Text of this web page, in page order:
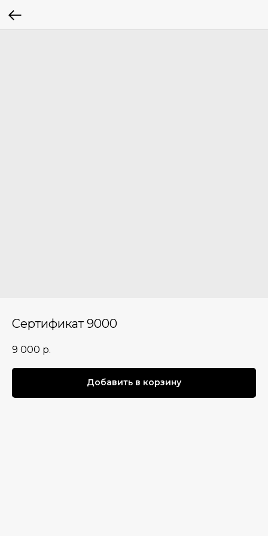
Сертификат 9000
9 000 р.
Добавить в корзину